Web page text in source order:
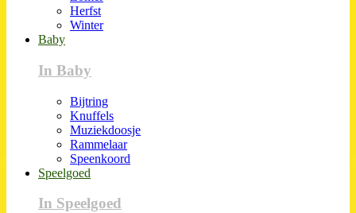
Herfst
Winter
Baby
In Baby
Bijtring
Knuffels
Muziekdoosje
Rammelaar
Speenkoord
Speelgoed
In Speelgoed